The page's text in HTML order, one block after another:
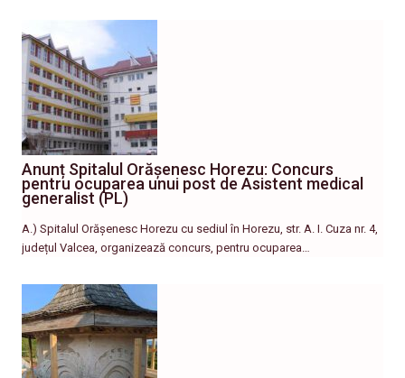
Anunț Spitalul Orășenesc Horezu: Concurs
pentru ocuparea unui post de Asistent medical
generalist (PL)
A.) Spitalul Orășenesc Horezu cu sediul în Horezu, str. A. I. Cuza nr. 4,
județul Valcea, organizează concurs, pentru ocuparea…